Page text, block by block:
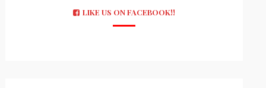
LIKE US ON FACEBOOK!!